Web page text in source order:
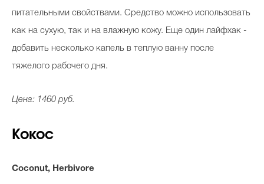
питательными свойствами. Средство можно использовать
как на сухую, так и на влажную кожу. Еще один лайфхак -
добавить несколько капель в теплую ванну после
тяжелого рабочего дня.
Цена: 1460 руб.
Кокос
Coconut, Herbivore